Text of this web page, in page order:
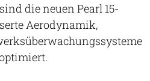
die neuen Pearl 15-
Aerodynamik,